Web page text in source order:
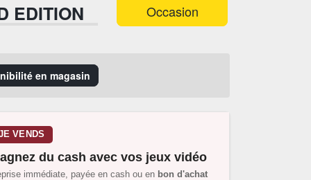
EDITION Occasion
en magasin
VENDS
du cash avec vos jeux vidéo
immédiate, payée en cash ou en bon d'achat